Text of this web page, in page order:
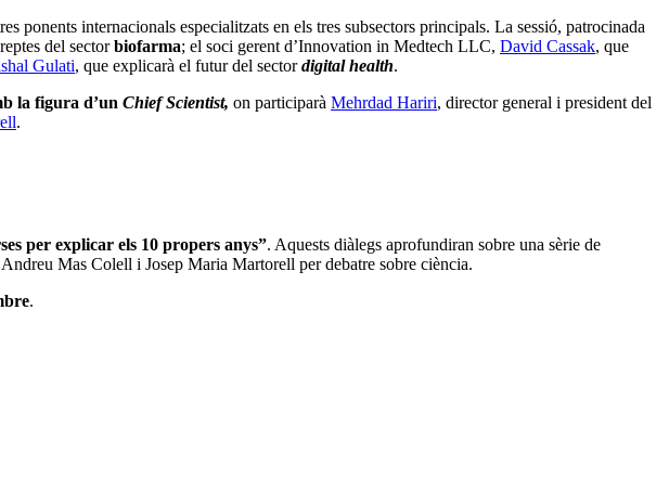
ponents internacionals especialitzats en els tres subsectors principals. La sessió, patrocinada
del sectorbiofarma; el soci gerent d’Innovation in Medtech LLC, David Cassak, que
Gulati, que explicarà el futur del sectordigital health.
la figura d’un Chief Scientist, on participarà Mehrdad Hariri, director general i president del
.
per explicar els 10 propers anys”. Aquests diàlegs aprofundiran sobre una sèrie de
Mas Colell i Josep Maria Martorell per debatre sobre ciència.
.